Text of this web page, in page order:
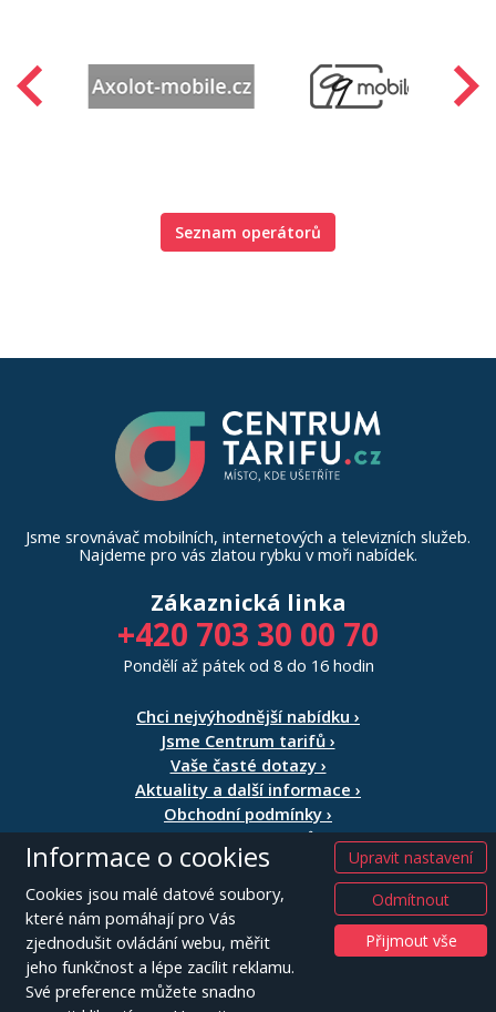
Seznam operátorů
Jsme srovnávač mobilních, internetových a televizních služeb.
Najdeme pro vás zlatou rybku v moři nabídek.
Zákaznická linka
+420 703 30 00 70
Pondělí až pátek od 8 do 16 hodin
Chci nejvýhodnější nabídku ›
Jsme Centrum tarifů ›
Vaše časté dotazy ›
Aktuality a další informace ›
Obchodní podmínky ›
Seznam operátorů >
Gen. R. Tesaříka 253
261 01 Příbram
IČ: 24852805
Informace o cookies
Cookies jsou malé datové soubory,
které nám pomáhají pro Vás
zjednodušit ovládání webu, měřit
jeho funkčnost a lépe zacílit reklamu.
Své preference můžete snadno
Upravit nastavení
Odmítnout
Přijmout vše